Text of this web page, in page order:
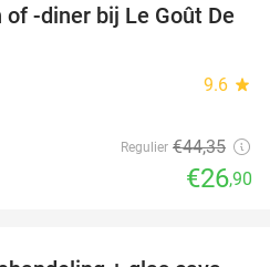
39%
-diner bij Le Goût De
9.6 star
Regulier €44,35
€26,90